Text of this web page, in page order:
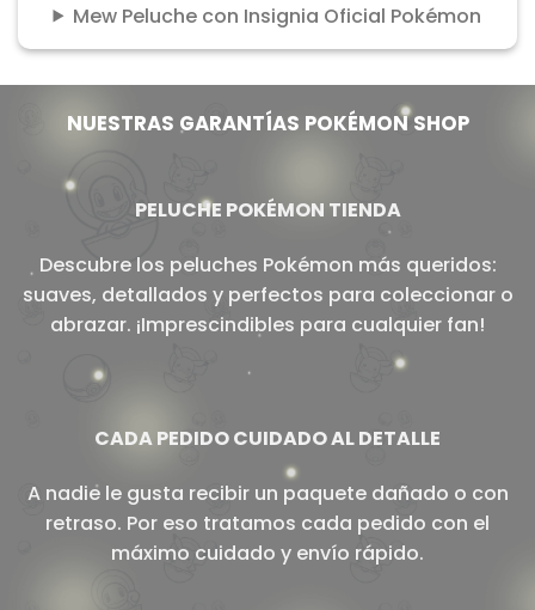
Mew Peluche con Insignia Oficial Pokémon
NUESTRAS GARANTÍAS POKÉMON SHOP
PELUCHE POKÉMON TIENDA
Descubre los peluches Pokémon más queridos:
suaves, detallados y perfectos para coleccionar o
abrazar. ¡Imprescindibles para cualquier fan!
CADA PEDIDO CUIDADO AL DETALLE
A nadie le gusta recibir un paquete dañado o con
retraso. Por eso tratamos cada pedido con el
máximo cuidado y envío rápido.